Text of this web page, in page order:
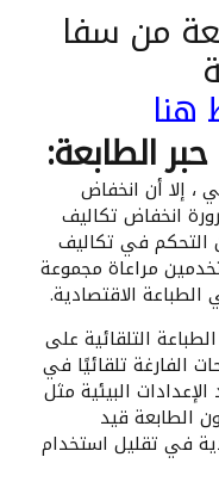
من سفا
الطابعة:
، إلا أن انخفاض
انخفاض تكاليف
التحكم في تكاليف
مراعاة مجموعة
الاقتصادية.
التلقائية على
الفارغة تلقائيًا في
البيئية مثل
الطابعة قيد
في تقليل استخدام